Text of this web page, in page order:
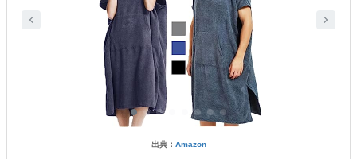
出典： Amazon